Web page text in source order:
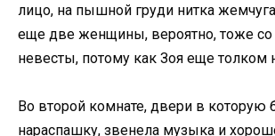
лицо, на пышной груди нитка
еще две женщины, вероятно, тоже со
невесты, потому как Зоя еще толком
Во второй комнате, двери в которую
нараспашку, звенела музыка и